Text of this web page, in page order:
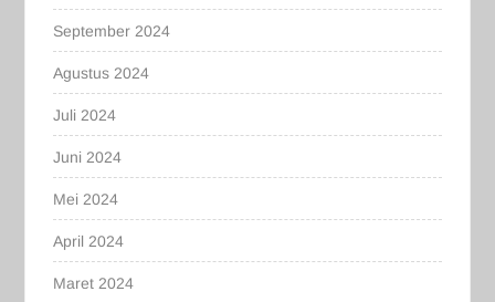
September 2024
Agustus 2024
Juli 2024
Juni 2024
Mei 2024
April 2024
Maret 2024